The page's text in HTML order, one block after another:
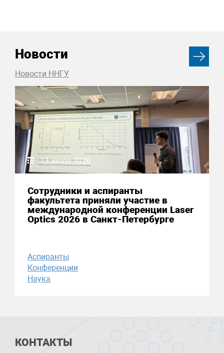
Новости
Новости ННГУ
13 июля 2026
Сотрудники и аспиранты
факультета приняли участие в
международной конференции Laser
Optics 2026 в Санкт-Петербурге
Аспиранты
Конференции
Наука
КОНТАКТЫ